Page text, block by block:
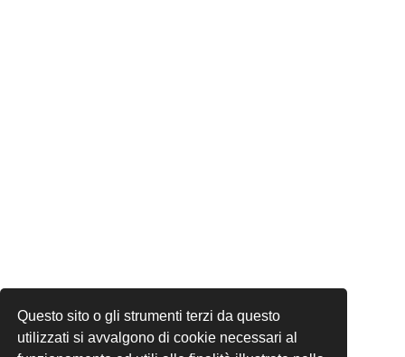
Questo sito o gli strumenti terzi da questo
utilizzati si avvalgono di cookie necessari al